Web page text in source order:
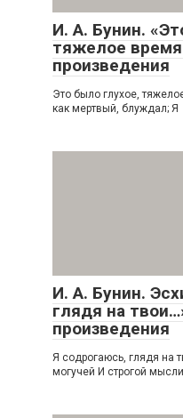
И. А. Бунин.
тяжелое
произведения
Это было глухое,
как мертвый, блуждал; Я
И. А. Бунин.
глядя на
произведения
Я содрогаюсь, глядя на
могучей И строгой